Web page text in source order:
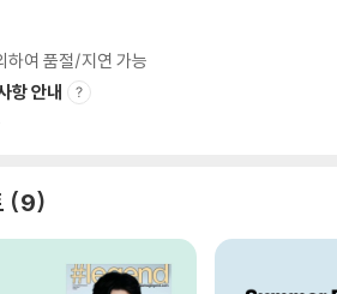
하여 품절/지연 가능
항 안내
9